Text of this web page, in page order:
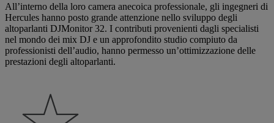
All’interno della loro camera anecoica professionale, gli ingegneri di
Hercules hanno posto grande attenzione nello sviluppo degli
altoparlanti DJMonitor 32. I contributi provenienti dagli specialisti
nel mondo dei mix DJ e un approfondito studio compiuto da
professionisti dell’audio, hanno permesso un’ottimizzazione delle
prestazioni degli altoparlanti.